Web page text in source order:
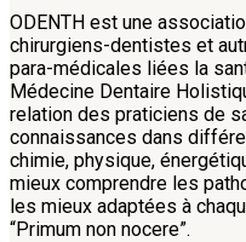
ODENTH est une
chirurgiens-dentistes et
para-médicales liées la
Médecine Dentaire
relation des praticiens de
connaissances dans
chimie, physique,
mieux comprendre les
les mieux adaptées à
“Primum non nocere”.